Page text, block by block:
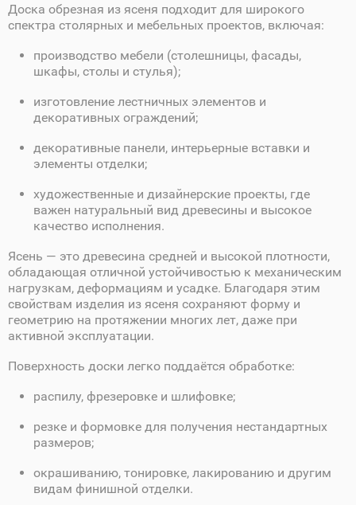
Доска обрезная из ясеня подходит для широкого
спектра столярных и мебельных проектов, включая:
производство мебели (столешницы, фасады,
шкафы, столы и стулья);
изготовление лестничных элементов и
декоративных ограждений;
декоративные панели, интерьерные вставки и
элементы отделки;
художественные и дизайнерские проекты, где
важен натуральный вид древесины и высокое
качество исполнения.
Ясень — это древесина средней и высокой плотности,
обладающая отличной устойчивостью к механическим
нагрузкам, деформациям и усадке. Благодаря этим
свойствам изделия из ясеня сохраняют форму и
геометрию на протяжении многих лет, даже при
активной эксплуатации.
Поверхность доски легко поддаётся обработке:
распилу, фрезеровке и шлифовке;
резке и формовке для получения нестандартных
размеров;
окрашиванию, тонировке, лакированию и другим
видам финишной отделки.